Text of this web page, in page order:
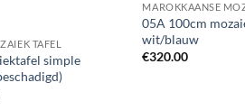
TAFEL
simple
Huidige
MAROKKAANSE
05A 100cm
wit/blauw
€320.00